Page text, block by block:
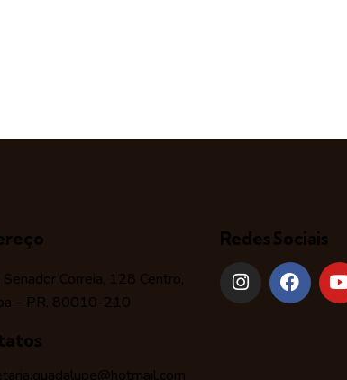
Senador Correia, 128 Centro,
– PR, 80010-210
Redes Sociais